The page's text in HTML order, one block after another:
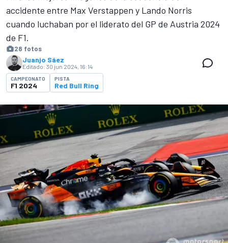
accidente entre Max Verstappen y Lando Norris
cuando luchaban por el liderato del GP de Austria 2024
de F1.
28 fotos
Juanjo Sáez
Editado: 30 jun 2024, 16:14
CAMPEONATO
F1 2024
PISTA
Red Bull Ring